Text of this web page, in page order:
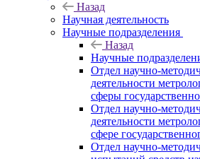
Назад
Научная деятельность
Научные подразделения
Назад
Научные
Отдел научно-
деятельности
сферы
Отдел научно-
деятельности
сфере
Отдел научно-